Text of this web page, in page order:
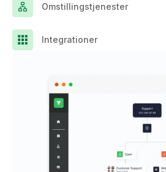
Omstillingstjenester
Integrationer